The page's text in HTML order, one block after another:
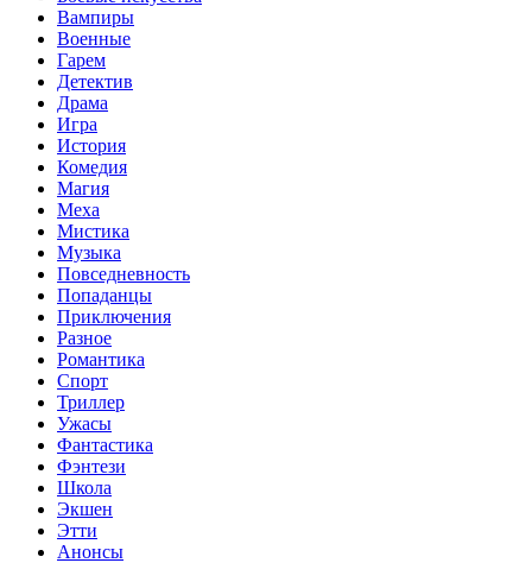
Вампиры
Военные
Гарем
Детектив
Драма
Игра
История
Комедия
Магия
Меха
Мистика
Музыка
Повседневность
Попаданцы
Приключения
Разное
Романтика
Спорт
Триллер
Ужасы
Фантастика
Фэнтези
Школа
Экшен
Этти
Анонсы